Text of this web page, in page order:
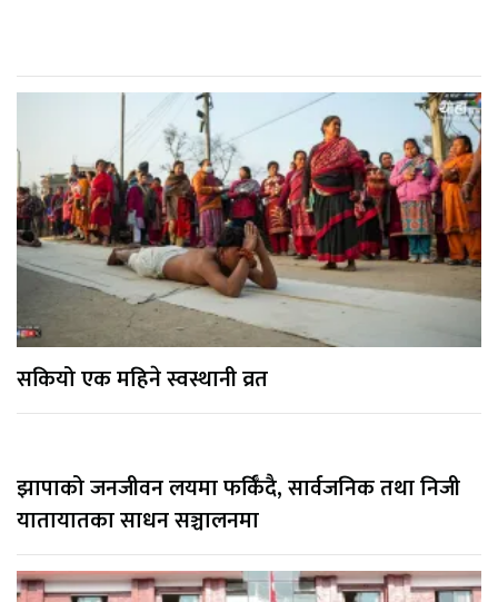
सकियो एक महिने स्वस्थानी व्रत
झापाको जनजीवन लयमा फर्किँदै, सार्वजनिक तथा निजी
यातायातका साधन सञ्चालनमा